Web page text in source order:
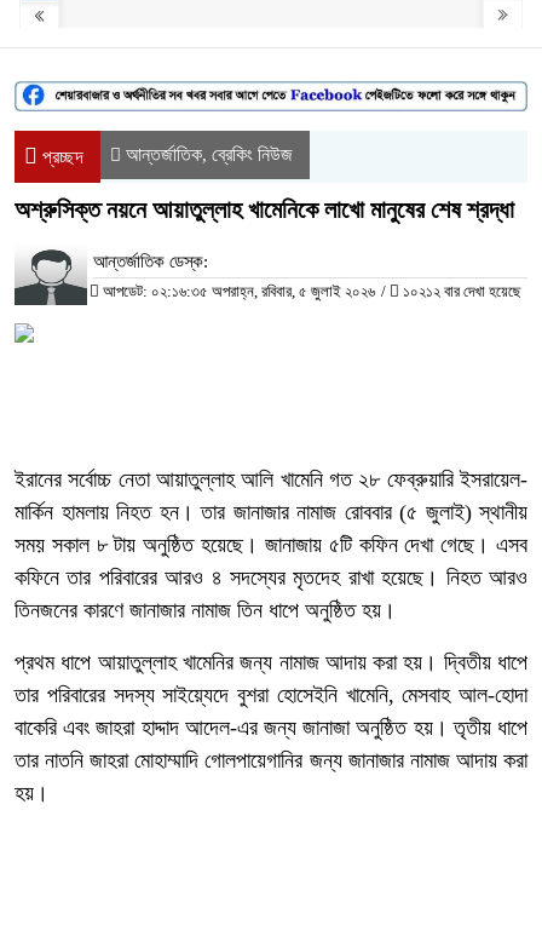
প্রচ্ছদ আন্তর্জাতিক, ব্রেকিং নিউজ
অশ্রুসিক্ত নয়নে আয়াতুল্লাহ খামেনিকে লাখো মানুষের শেষ শ্রদ্ধা
আন্তর্জাতিক ডেস্ক:
আপডেট: ০২:১৬:৩৫ অপরাহ্ন, রবিবার, ৫ জুলাই ২০২৬ / ১০২১২ বার দেখা হয়েছে
ইরানের সর্বোচ্চ নেতা আয়াতুল্লাহ আলি খামেনি গত ২৮ ফেব্রুয়ারি ইসরায়েল-
মার্কিন হামলায় নিহত হন। তার জানাজার নামাজ রোববার (৫ জুলাই) স্থানীয়
সময় সকাল ৮ টায় অনুষ্ঠিত হয়েছে। জানাজায় ৫টি কফিন দেখা গেছে। এসব
কফিনে তার পরিবারের আরও ৪ সদস্যের মৃতদেহ রাখা হয়েছে। নিহত আরও
তিনজনের কারণে জানাজার নামাজ তিন ধাপে অনুষ্ঠিত হয়।
প্রথম ধাপে আয়াতুল্লাহ খামেনির জন্য নামাজ আদায় করা হয়। দ্বিতীয় ধাপে
তার পরিবারের সদস্য সাইয়্যেদে বুশরা হোসেইনি খামেনি, মেসবাহ আল-হোদা
বাকেরি এবং জাহরা হাদ্দাদ আদেল-এর জন্য জানাজা অনুষ্ঠিত হয়। তৃতীয় ধাপে
তার নাতনি জাহরা মোহাম্মাদি গোলপায়েগানির জন্য জানাজার নামাজ আদায় করা
হয়।